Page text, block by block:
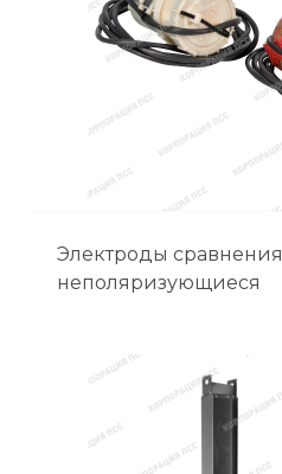
Электроды сравнения
неполяризующиеся